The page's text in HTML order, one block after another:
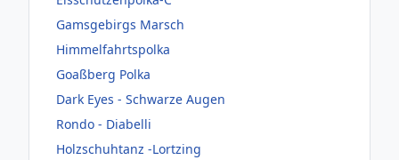
Gamsgebirgs Marsch
Himmelfahrtspolka
Goaßberg Polka
Dark Eyes - Schwarze Augen
Rondo - Diabelli
Holzschuhtanz -Lortzing